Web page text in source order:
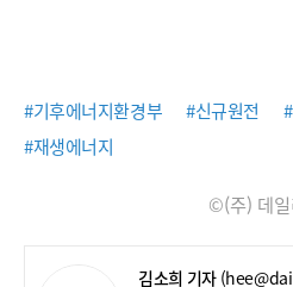
#기후에너지환경부 #신규원전
#재생에너지
©(주) 데일
김소희 기자